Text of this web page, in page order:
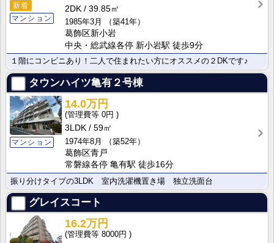
新着
マンション
2DK
39.85㎡
1985年3月
（築41年）
葛飾区新小岩
中央・総武線各停 新小岩駅 徒歩9分
１階にコンビニあり！二人で住まれたい方にオススメの２DKです♪
タウンハイツ亀有２号棟
マンション
14.0万円
0円
3LDK
59㎡
1974年8月
（築52年）
葛飾区青戸
常磐線各停 亀有駅 徒歩16分
振り分けタイプの3LDK 室内洗濯機置き場 独立洗面台
グレイスコート
16.2万円
8000円